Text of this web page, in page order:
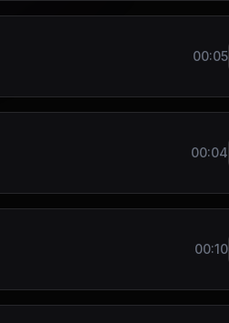
00:05
00:04
00:10